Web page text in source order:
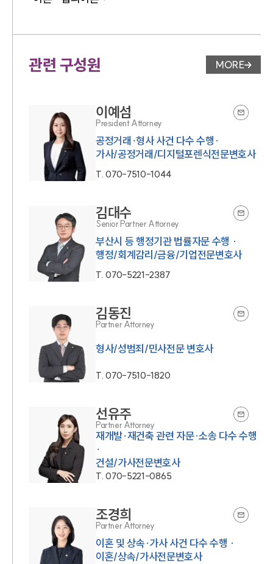
관련 구성원 변호사 페
MORE
이예섬
President Attorney
공정거래·형사 사건 다수 수행·
가사/공정거래/디지털포렌식전문변호사
T.070-7510-1044
김대수
Senior Partner Attorney
부산시 등 행정기관 법률자문 수행 ·
행정/회계감리/금융/기업전문변호사
T.070-5221-2387
김동진
Partner Attorney
형사/성범죄/민사전문 변호사
T.070-7510-1820
선유주
Partner Attorney
재개발·재건축 관련 자문·소송 다수 수행
·
건설/가사전문변호사
T.070-5221-0865
조경희
Partner Attorney
이혼 및 상속·가사 사건 다수 수행 ·
이혼/상속/가사전문변호사